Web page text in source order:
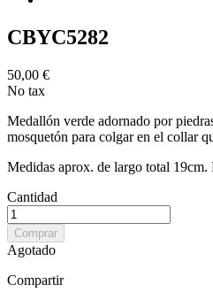
CBYC5282
50,00 €
No tax
Medallón verde adornado por
mosquetón para colgar en el collar
Medidas aprox. de largo total
Cantidad
Comprar
Agotado
Compartir